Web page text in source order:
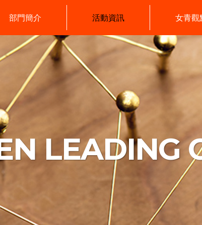
部門簡介 活動資訊 女青觀
LEADING